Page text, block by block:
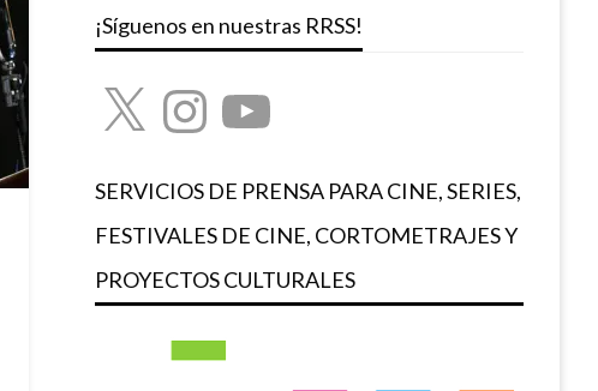
¡Síguenos en nuestras RRSS!
X InstagramYouTube
SERVICIOS DE PRENSA PARA CINE, SERIES,
FESTIVALES DE CINE, CORTOMETRAJES Y
PROYECTOS CULTURALES